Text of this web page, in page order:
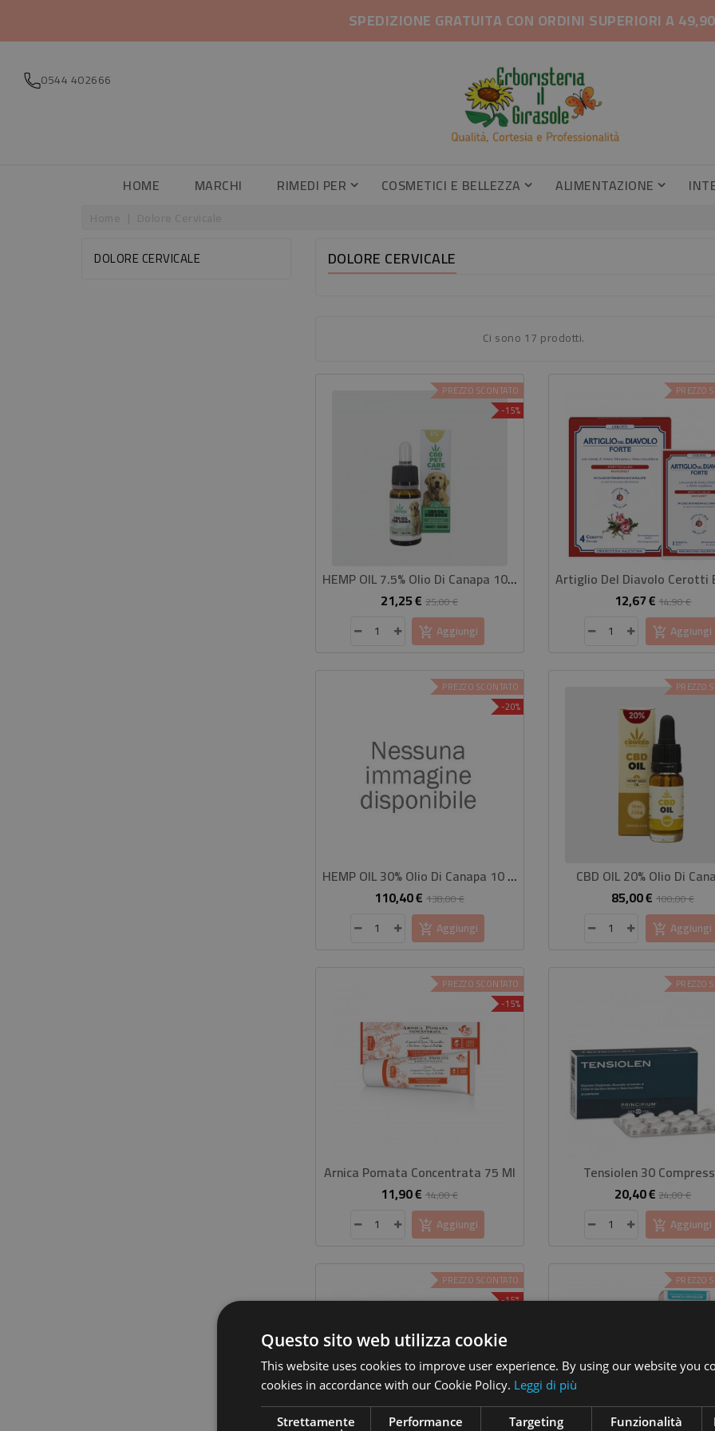
SPEDIZIONE GRATUITA CON ORDINI SUPERIORI A
0544 402666
HOME MARCHI RIMEDI PER COSMETICI E BELLEZZA ALIMENTAZIONE
DOLORE CERVICALE DOLORE CERVICALE
Ci sono 17 prodotti.
-15%
PREZZO SCONTATO
HEMP OIL 7.5% Olio Di Canapa 10 Ml Per Amici A 4 Zampe
21,25 €Prezzo
base
25,00 €Prezzo
Aggiungi
PREZZO
12,67 €Prezzo
base
14,90 €
Aggiungi
-20%
PREZZO SCONTATO
HEMP OIL 30% Olio Di Canapa 10 Ml
110,40 €Prezzo
base
138,00 €Prezzo
Aggiungi
PREZZO
CBD OIL 20% Olio Di
85,00 €Prezzo
base
100,00 €
Aggiungi
-15%
PREZZO SCONTATO
Arnica Pomata Concentrata 75 Ml
11,90 €Prezzo
base
14,00 €Prezzo
Aggiungi
PREZZO
Tensiolen 30
20,40 €Prezzo
base
24,00 €
Aggiungi
-15%
PREZZO SCONTATO PREZZO
Questo sito web utilizza cookie
This website uses cookies to improve user experience. By using our website you
cookies in accordance with our Cookie Policy. Leggi di più
Strettamente
Performance Targeting Funzionalità